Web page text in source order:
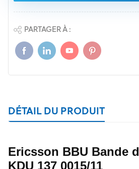
PARTAGER À :
DÉTAIL DU PRODUIT
Ericsson BBU Bande
KDU 137 0015/11